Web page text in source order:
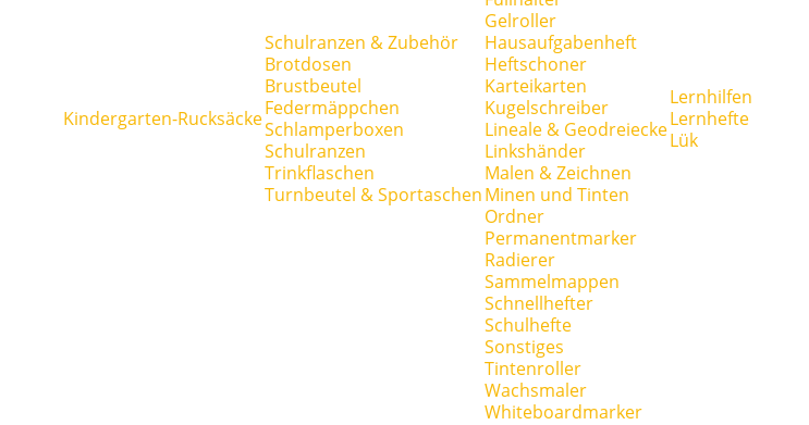
Kindergarten-Rucksäcke
Schulranzen & Zubehör
Brotdosen
Brustbeutel
Federmäppchen
Schlamperboxen
Schulranzen
Trinkflaschen
Turnbeutel & Sportaschen
Gelroller
Hausaufgabenheft
Heftschoner
Karteikarten
Kugelschreiber
Lineale & Geodreiecke
Linkshänder
Malen & Zeichnen
Minen und Tinten
Ordner
Permanentmarker
Radierer
Sammelmappen
Schnellhefter
Schulhefte
Sonstiges
Tintenroller
Wachsmaler
Whiteboardmarker
Lernhilfen
Lernhefte
Lük